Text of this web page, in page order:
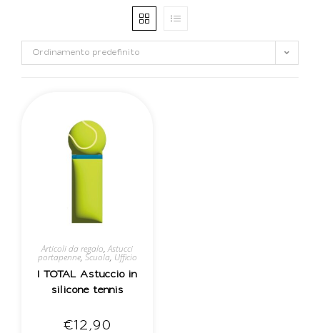
Ordinamento predefinito
Articoli da regalo,Astucci
portapenne, Scuola, Ufficio
I TOTAL Astuccio in
silicone tennis
€12,90